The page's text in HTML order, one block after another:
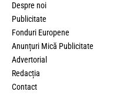
Despre noi
Publicitate
Fonduri Europene
Anunțuri Mică Publicitate
Advertorial
Redacția
Contact